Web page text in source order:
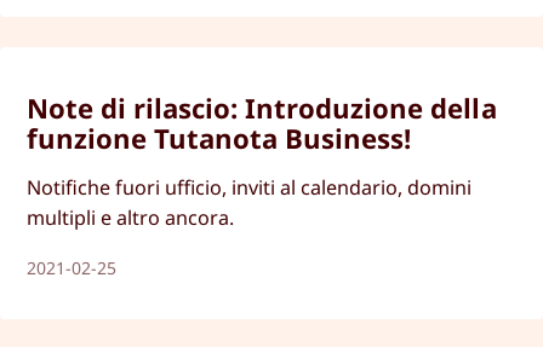
Note di rilascio: Introduzione della
funzione Tutanota Business!
Notifiche fuori ufficio, inviti al calendario, domini
multipli e altro ancora.
2021-02-25